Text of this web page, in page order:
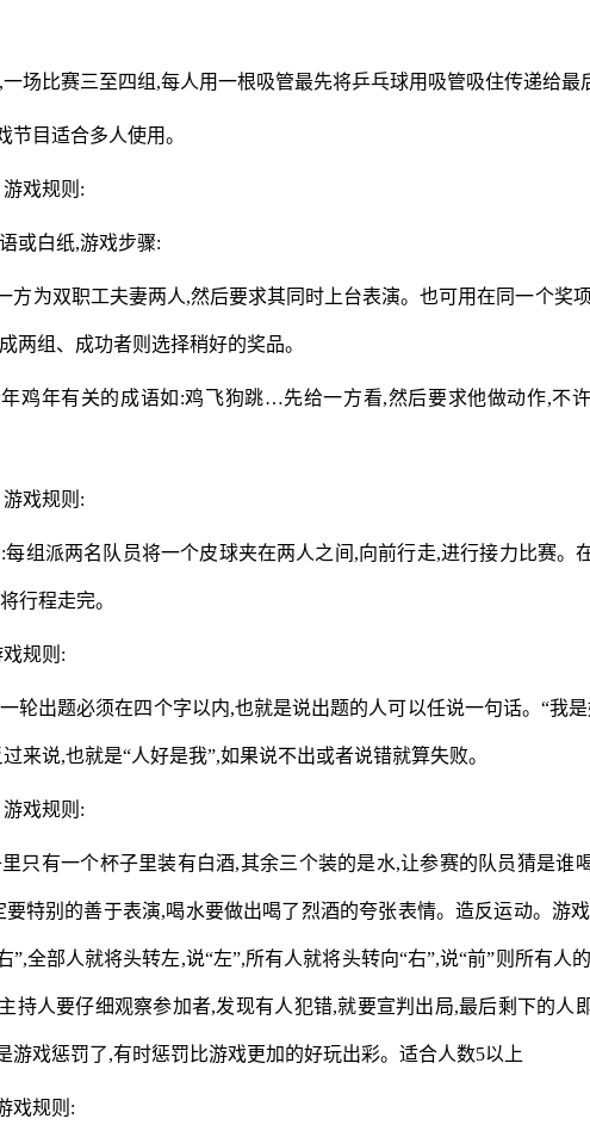
场比赛三至四组,每人用一根吸管最先将乒乓球用吸管吸住传递给最
节目适合多人使用。
戏规则:
或白纸,游戏步骤:
方为双职工夫妻两人,然后要求其同时上台表演。也可用在同一个奖
两组、成功者则选择稍好的奖品。
鸡年有关的成语如:鸡飞狗跳…先给一方看,然后要求他做动作,不
戏规则:
组派两名队员将一个皮球夹在两人之间,向前行走,进行接力比赛。
行程走完。
规则:
轮出题必须在四个字以内,也就是说出题的人可以任说一句话。“我
来说,也就是“人好是我”,如果说不出或者说错就算失败。
戏规则:
只有一个杯子里装有白酒,其余三个装的是水,让参赛的队员猜是谁
特别的善于表演,喝水要做出喝了烈酒的夸张表情。造反运动。游
”,全部人就将头转左,说“左”,所有人就将头转向“右”,说“前”则所有人
持人要仔细观察参加者,发现有人犯错,就要宣判出局,最后剩下的人
游戏惩罚了,有时惩罚比游戏更加的好玩出彩。适合人数5以上
戏规则: